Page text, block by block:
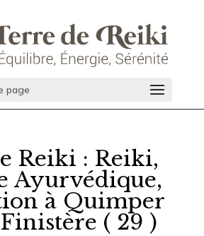
page
Reiki : Reiki,
Ayurvédique,
à Quimper
( 29 )